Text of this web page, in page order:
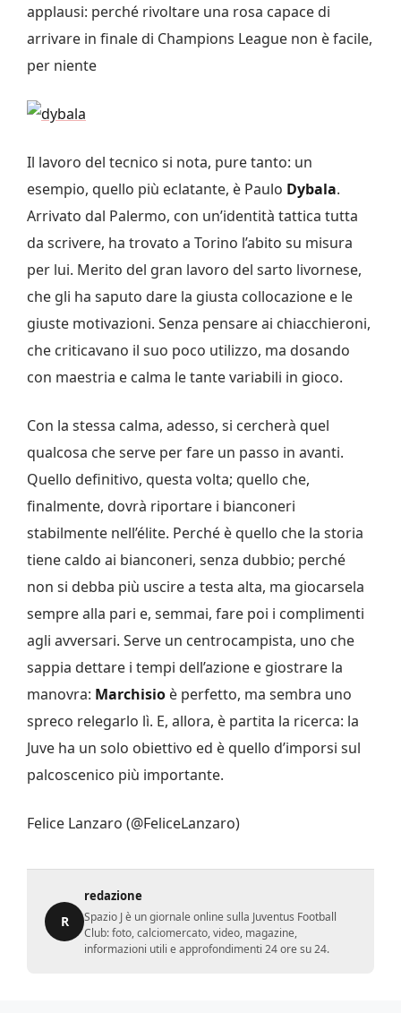
applausi: perché rivoltare una rosa capace di
arrivare in finale di Champions League non è facile,
per niente
Il lavoro del tecnico si nota, pure tanto: un
esempio, quello più eclatante, è Paulo Dybala.
Arrivato dal Palermo, con un’identità tattica tutta
da scrivere, ha trovato a Torino l’abito su misura
per lui. Merito del gran lavoro del sarto livornese,
che gli ha saputo dare la giusta collocazione e le
giuste motivazioni. Senza pensare ai chiacchieroni,
che criticavano il suo poco utilizzo, ma dosando
con maestria e calma le tante variabili in gioco.
Con la stessa calma, adesso, si cercherà quel
qualcosa che serve per fare un passo in avanti.
Quello definitivo, questa volta; quello che,
finalmente, dovrà riportare i bianconeri
stabilmente nell’élite. Perché è quello che la storia
tiene caldo ai bianconeri, senza dubbio; perché
non si debba più uscire a testa alta, ma giocarsela
sempre alla pari e, semmai, fare poi i complimenti
agli avversari. Serve un centrocampista, uno che
sappia dettare i tempi dell’azione e giostrare la
manovra: Marchisio è perfetto, ma sembra uno
spreco relegarlo lì. E, allora, è partita la ricerca: la
Juve ha un solo obiettivo ed è quello d’imporsi sul
palcoscenico più importante.
Felice Lanzaro (@FeliceLanzaro)
R
redazione
Spazio J è un giornale online sulla Juventus Football
Club: foto, calciomercato, video, magazine,
informazioni utili e approfondimenti 24 ore su 24.